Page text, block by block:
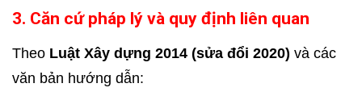
3. Căn cứ pháp lý và quy định liên quan
Theo Luật Xây dựng 2014 (sửa đổi 2020) và các
văn bản hướng dẫn: